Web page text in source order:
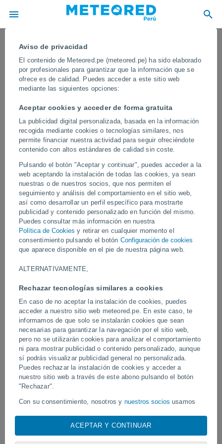
Aviso de privacidad
El contenido de Meteored.pe (meteored.pe) ha sido elaborado
por profesionales para garantizar que la información que se
ofrece es de calidad. Puedes acceder a este sitio web
mediante las siguientes opciones:
Aceptar cookies y acceder de forma gratuita
La publicidad digital personalizada, basada en la información
recogida mediante cookies o tecnologías similares, nos
permite financiar nuestra actividad para seguir ofreciéndote
contenido con altos estándares de calidad sin coste.
Pulsando el botón "Aceptar y continuar", puedes acceder a la
web aceptando la instalación de todas las cookies, ya sean
nuestras o de nuestros socios, que nos permiten el
seguimiento y análisis del comportamiento en el sitio web,
así como desarrollar un perfil específico para mostrarte
publicidad y contenido personalizado en función del mismo.
Puedes consultar más información en nuestra
Política de Cookies y retirar en cualquier momento el
consentimiento pulsando el botón Configuración de cookies
que aparece disponible en el pie de nuestra página web.
ALTERNATIVAMENTE,
Rechazar tecnologías similares a cookies
En caso de no aceptar la instalación de cookies, puedes
acceder a nuestro sitio web meteored.pe. En este caso, te
informamos de que solo se instalarán cookies que sean
necesarias para garantizar la navegación por el sitio web,
pero no se utilizarán cookies para analizar el comportamiento
ni para mostrar publicidad o contenido personalizado, aunque
sí podrás visualizar publicidad general no personalizada.
Puedes rechazar la instalación de cookies y acceder a
nuestro sitio web a través de este abono pulsando el botón
"Rechazar".
Con su consentimiento, nosotros y nuestros socios usamos
visita en este sitio web, las direcciones IP y los
ACEPTAR Y CONTINUAR
Las lluvias torrenciales provocan
inundaciones catastróficas en
Samsun, Turquía
Los equipos de emergencia trabajan en toda la región mientras las
calles continúan inundadas y el transporte se encuentra
gravemente afectado. Las autoridades pidieron a los residentes
permanecer en sus hogares debido a las intensas lluvias y las
peligrosas condiciones.
Vídeos
avistado en Zapponeta, Italia
Pelotas, Brasil.